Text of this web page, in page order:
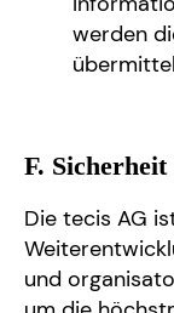
werden
F.
Die tecis AG
und